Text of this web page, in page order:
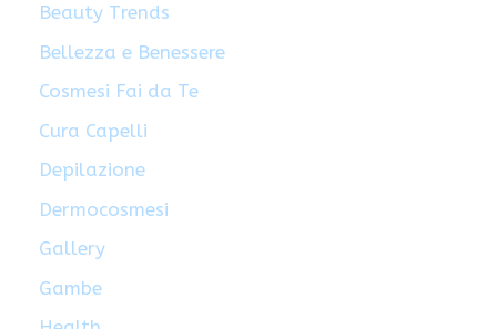
Beauty Trends
Bellezza e Benessere
Cosmesi Fai da Te
Cura Capelli
Depilazione
Dermocosmesi
Gallery
Gambe